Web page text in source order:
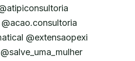
@extensaopexi